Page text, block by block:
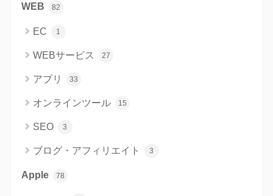
WEB 82
EC 1
WEBサービス 27
アプリ 33
オンラインツール 15
SEO 3
ブログ・アフィリエイト 3
Apple 78